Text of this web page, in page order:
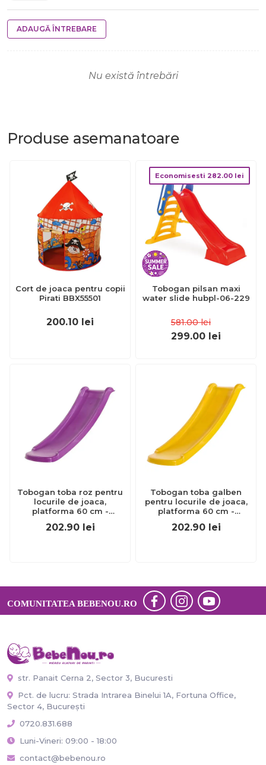
ADAUGĂ ÎNTREBARE
Nu există întrebări
Produse asemanatoare
Cort de joaca pentru copii
Pirati BBX55501
200.10 lei
Economisesti 282.00 lei
Tobogan pilsan maxi
water slide hubpl-06-229
581.00 lei
299.00 lei
Tobogan toba roz pentru
locurile de joaca,
platforma 60 cm -
okekbt417.006.010.001
202.90 lei
Tobogan toba galben
pentru locurile de joaca,
platforma 60 cm -
okekbt417.006.003.001
202.90 lei
COMUNITATEA BEBENOU.RO
str. Panait Cerna 2, Sector 3, Bucuresti
Pct. de lucru: Strada Intrarea Binelui 1A, Fortuna Office,
Sector 4, București
0720.831.688
Luni-Vineri: 09:00 - 18:00
contact@bebenou.ro